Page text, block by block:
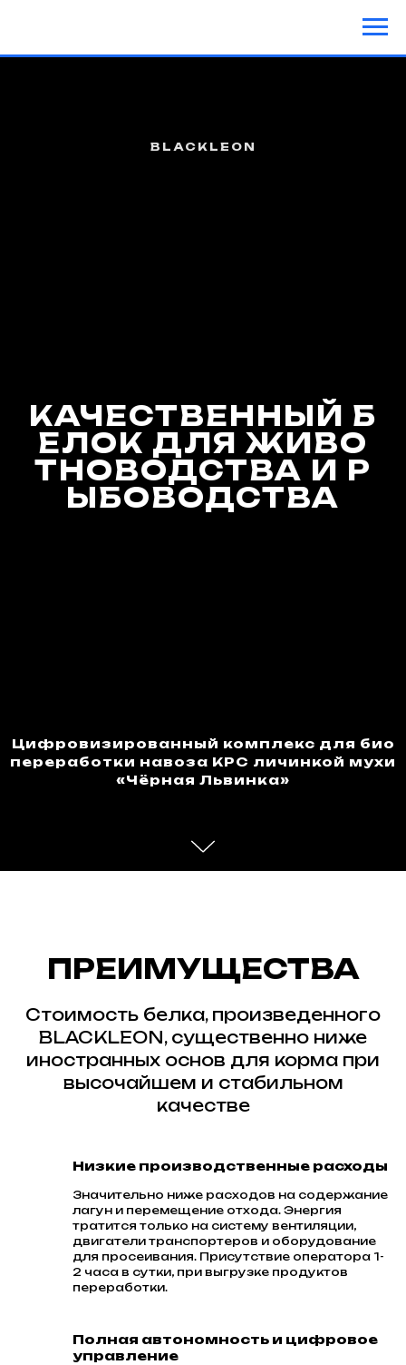
КАЧЕСТВЕННЫЙ Б
ЕЛОК ДЛЯ ЖИВО
ТНОВОДСТВА И Р
ЫБОВОДСТВА
BLACKLEON
Цифровизированный комплекс для био
переработки навоза КРС личинкой мухи
«Чёрная Львинка»
ПРЕИМУЩЕСТВА
Стоимость белка, произведенного
BLACKLEON, существенно ниже
иностранных основ для корма при
высочайшем и стабильном
качестве
Низкие производственные расходы
Значительно ниже расходов на содержание
лагун и перемещение отхода. Энергия
тратится только на систему вентиляции,
двигатели транспортеров и оборудование
для просеивания. Присутствие оператора 1-
2 часа в сутки, при выгрузке продуктов
переработки.
Полная автономность и цифровое
управление